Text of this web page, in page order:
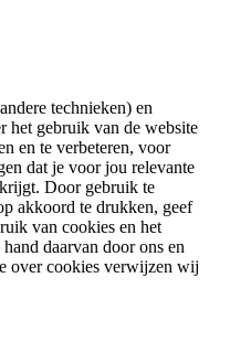
technieken) en
het gebruik van de website
en te verbeteren, voor
dat je voor jou relevante
Door gebruik te
akkoord te drukken, geef
van cookies en het
daarvan door ons en
over cookies verwijzen wij